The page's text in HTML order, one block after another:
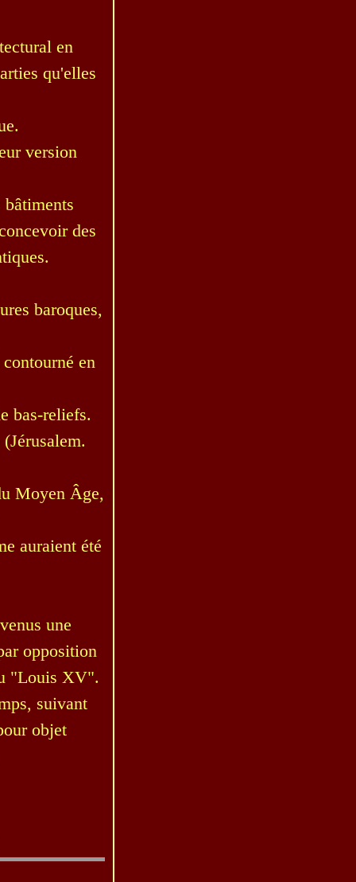
en
qu'elles
version
des
baroques,
en
bas-reliefs.
Moyen Âge,
auraient été
une
opposition
"Louis XV".
suivant
objet